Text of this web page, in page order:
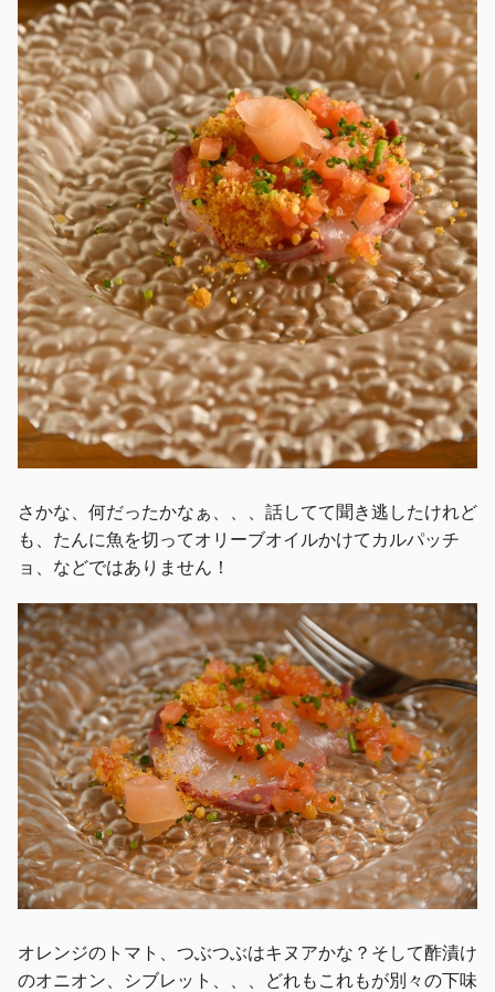
さかな、何だったかなぁ、、、話してて聞き逃したけれど
も、たんに魚を切ってオリーブオイルかけてカルパッチ
ョ、などではありません！
オレンジのトマト、つぶつぶはキヌアかな？そして酢漬け
のオニオン、シブレット、、、どれもこれもが別々の下味